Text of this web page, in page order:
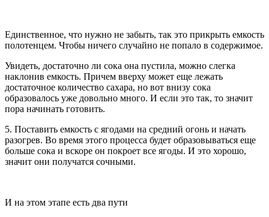
Единственное, что нужно не забыть, так это прикрыть емкость
полотенцем. Чтобы ничего случайно не попало в содержимое.
Увидеть, достаточно ли сока она пустила, можно слегка
наклонив емкость. Причем вверху может еще лежать
достаточное количество сахара, но вот внизу сока
образовалось уже довольно много. И если это так, то значит
пора начинать готовить.
5. Поставить емкость с ягодами на средний огонь и начать
разогрев. Во время этого процесса будет образовываться еще
больше сока и вскоре он покроет все ягоды. И это хорошо,
значит они получатся сочными.
И на этом этапе есть два пути